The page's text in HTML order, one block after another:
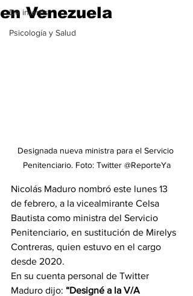
De interés
Psicología y Salud
en Venezuela
Designada nueva ministra para el Servicio
Penitenciario. Foto: Twitter @ReporteYa
Nicolás Maduro nombró este lunes 13
de febrero, a la vicealmirante Celsa
Bautista como ministra del Servicio
Penitenciario, en sustitución de Mirelys
Contreras, quien estuvo en el cargo
desde 2020.
En su cuenta personal de Twitter
Maduro dijo: “Designé a la V/A